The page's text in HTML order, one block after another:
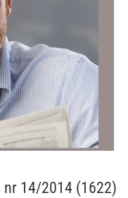
14/2014 (1622)